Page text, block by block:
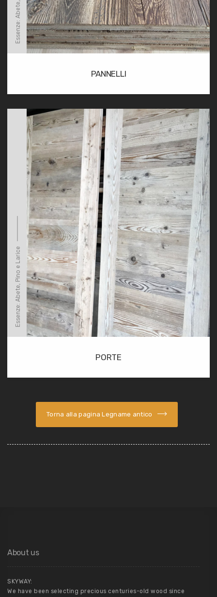
PANNELLI
Essenze: Abete, Pino e Larice
PORTE
Torna alla pagina Legname antico
About us
SKYWAY:
We have been selecting precious centuries-old wood since